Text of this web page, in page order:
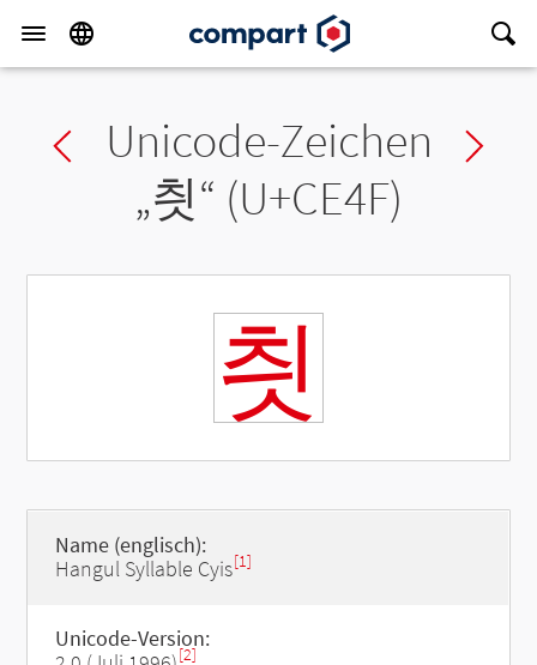
Previous char
Unicode-Zeichen
„칏“ (U+CE4F)
칏
Name (englisch):
Hangul Syllable Cyis[1]
Unicode-Version:
[2]